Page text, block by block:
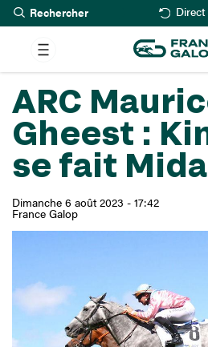
Aller
au
Rechercher
ARC
Gheest :
se fait
Dimanche 6 août 2023 - 17:42
France Galop